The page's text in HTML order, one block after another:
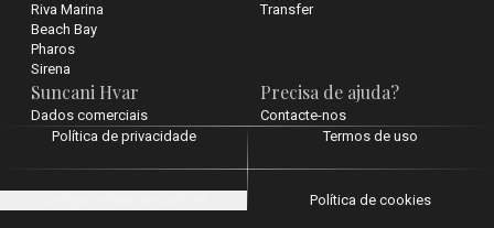
Riva Marina
Beach Bay
Pharos
Sirena
Transfer
Suncani Hvar
Dados comerciais
Precisa de ajuda?
Contacte-nos
Política de privacidade Termos de uso
Política de cookies